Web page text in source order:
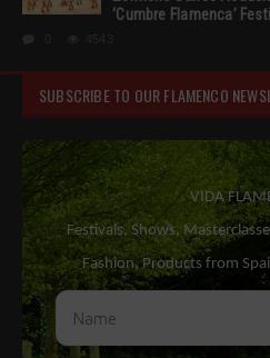
‘Cumbre Flamenca’
SUBSCRIBE TO OUR FLAMENCO